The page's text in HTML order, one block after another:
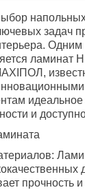
задач
ламинат
идеальное
и
прочность